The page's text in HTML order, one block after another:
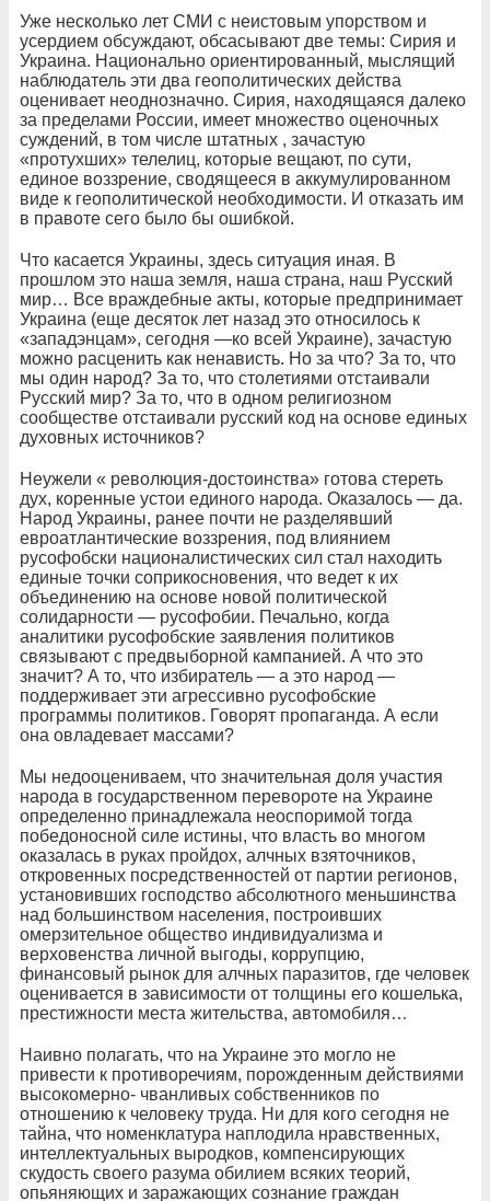
Уже несколько лет СМИ с неистовым упорством и
усердием обсуждают, обсасывают две темы: Сирия и
Украина. Национально ориентированный, мыслящий
наблюдатель эти два геополитических действа
оценивает неоднозначно. Сирия, находящаяся далеко
за пределами России, имеет множество оценочных
суждений, в том числе штатных , зачастую
«протухших» телелиц, которые вещают, по сути,
единое воззрение, сводящееся в аккумулированном
виде к геополитической необходимости. И отказать им
в правоте сего было бы ошибкой.
Что касается Украины, здесь ситуация иная. В
прошлом это наша земля, наша страна, наш Русский
мир… Все враждебные акты, которые предпринимает
Украина (еще десяток лет назад это относилось к
«западэнцам», сегодня —ко всей Украине), зачастую
можно расценить как ненависть. Но за что? За то, что
мы один народ? За то, что столетиями отстаивали
Русский мир? За то, что в одном религиозном
сообществе отстаивали русский код на основе единых
духовных источников?
Неужели « революция-достоинства» готова стереть
дух, коренные устои единого народа. Оказалось — да.
Народ Украины, ранее почти не разделявший
евроатлантические воззрения, под влиянием
русофобски националистических сил стал находить
единые точки соприкосновения, что ведет к их
объединению на основе новой политической
солидарности — русофобии. Печально, когда
аналитики русофобские заявления политиков
связывают с предвыборной кампанией. А что это
значит? А то, что избиратель — а это народ —
поддерживает эти агрессивно русофобские
программы политиков. Говорят пропаганда. А если
она овладевает массами?
Мы недооцениваем, что значительная доля участия
народа в государственном перевороте на Украине
определенно принадлежала неоспоримой тогда
победоносной силе истины, что власть во многом
оказалась в руках пройдох, алчных взяточников,
откровенных посредственностей от партии регионов,
установивших господство абсолютного меньшинства
над большинством населения, построивших
омерзительное общество индивидуализма и
верховенства личной выгоды, коррупцию,
финансовый рынок для алчных паразитов, где человек
оценивается в зависимости от толщины его кошелька,
престижности места жительства, автомобиля…
Наивно полагать, что на Украине это могло не
привести к противоречиям, порожденным действиями
высокомерно- чванливых собственников по
отношению к человеку труда. Ни для кого сегодня не
тайна, что номенклатура наплодила нравственных,
интеллектуальных выродков, компенсирующих
скудость своего разума обилием всяких теорий,
опьяняющих и заражающих сознание граждан